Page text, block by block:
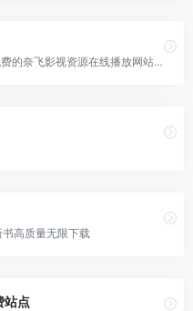
奈飞工厂(原名鸭奈飞)是一款免费的奈飞影视资源在线播放网站，网站内的影视动漫资源基本与奈飞官网Netflix同步，国外热门电影剧集在这里基本都可以免费观看
高质量无限下载
站点